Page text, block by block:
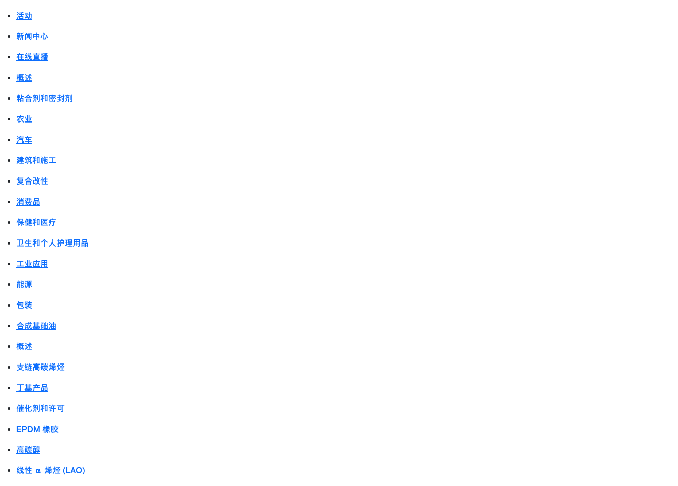
活动
新闻中心
在线直播
概述
粘合剂和密封剂
农业
汽车
建筑和施工
复合改性
消费品
保健和医疗
卫生和个人护理用品
工业应用
能源
包装
合成基础油
概述
支链高碳烯烃
丁基产品
催化剂和许可
EPDM 橡胶
高碳醇
线性 α 烯烃 (LAO)